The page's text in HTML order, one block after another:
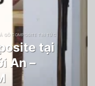
GỖ COMPOSITE TIN TỨC
tại
An –